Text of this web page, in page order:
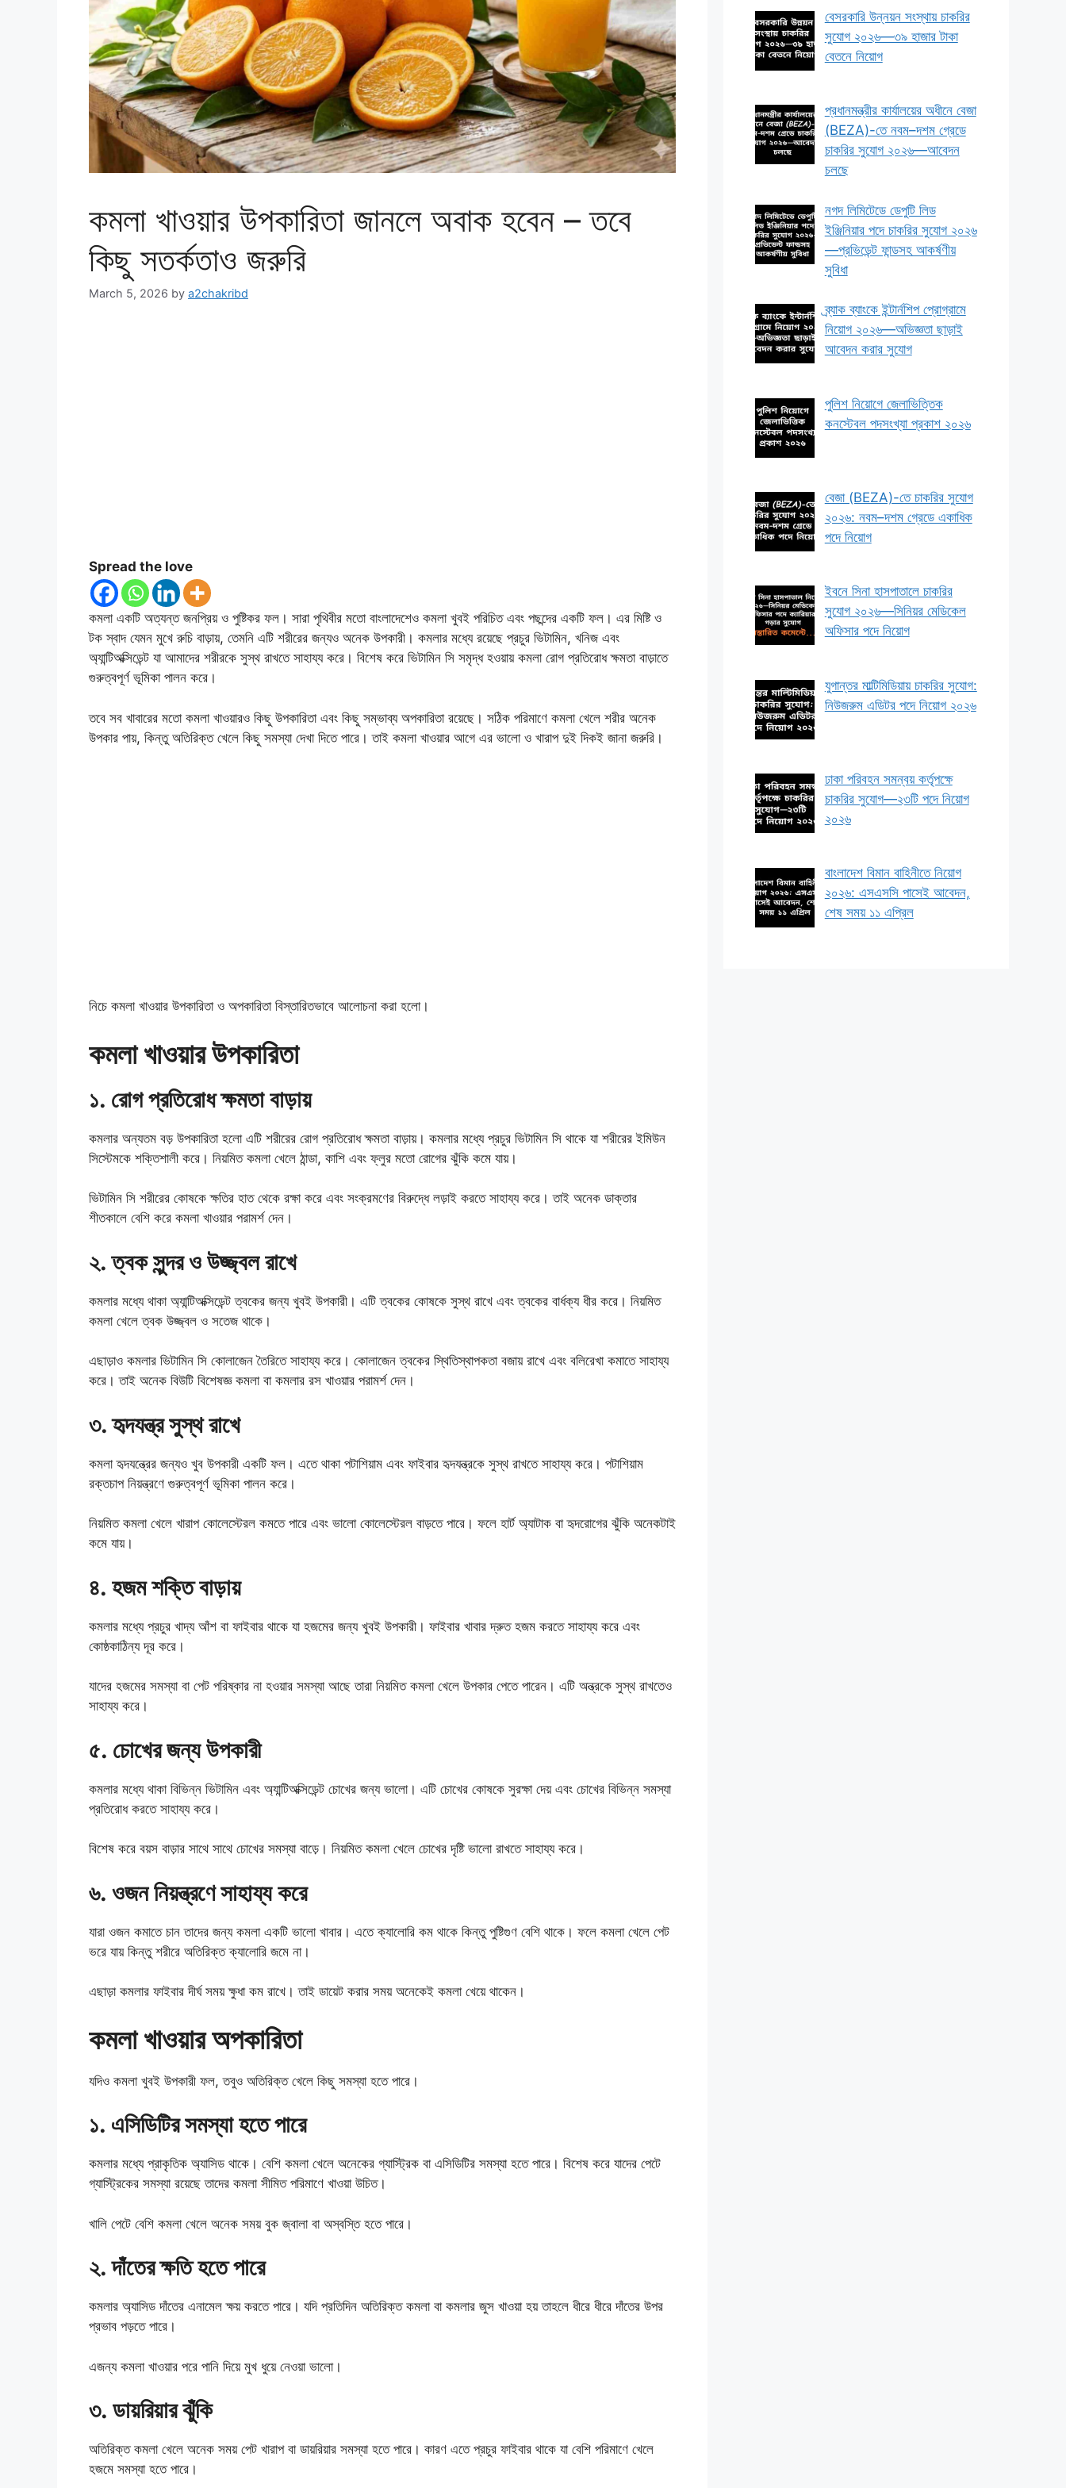
কমলা খাওয়ার উপকারিতা জানলে অবাক হবেন – তবে
কিছু সতর্কতাও জরুরি
March 5, 2026 by a2chakribd
Spread the love
কমলা একটি অত্যন্ত জনপ্রিয় ও পুষ্টিকর ফল। সারা পৃথিবীর মতো বাংলাদেশেও কমলা খুবই পরিচিত এবং পছন্দের একটি ফল। এর মিষ্টি ও
টক স্বাদ যেমন মুখে রুচি বাড়ায়, তেমনি এটি শরীরের জন্যও অনেক উপকারী। কমলার মধ্যে রয়েছে প্রচুর ভিটামিন, খনিজ এবং
অ্যান্টিঅক্সিডেন্ট যা আমাদের শরীরকে সুস্থ রাখতে সাহায্য করে। বিশেষ করে ভিটামিন সি সমৃদ্ধ হওয়ায় কমলা রোগ প্রতিরোধ ক্ষমতা বাড়াতে
গুরুত্বপূর্ণ ভূমিকা পালন করে।
তবে সব খাবারের মতো কমলা খাওয়ারও কিছু উপকারিতা এবং কিছু সম্ভাব্য অপকারিতা রয়েছে। সঠিক পরিমাণে কমলা খেলে শরীর অনেক
উপকার পায়, কিন্তু অতিরিক্ত খেলে কিছু সমস্যা দেখা দিতে পারে। তাই কমলা খাওয়ার আগে এর ভালো ও খারাপ দুই দিকই জানা জরুরি।
নিচে কমলা খাওয়ার উপকারিতা ও অপকারিতা বিস্তারিতভাবে আলোচনা করা হলো।
কমলা খাওয়ার উপকারিতা
১. রোগ প্রতিরোধ ক্ষমতা বাড়ায়
কমলার অন্যতম বড় উপকারিতা হলো এটি শরীরের রোগ প্রতিরোধ ক্ষমতা বাড়ায়। কমলার মধ্যে প্রচুর ভিটামিন সি থাকে যা শরীরের ইমিউন
সিস্টেমকে শক্তিশালী করে। নিয়মিত কমলা খেলে ঠান্ডা, কাশি এবং ফ্লুর মতো রোগের ঝুঁকি কমে যায়।
ভিটামিন সি শরীরের কোষকে ক্ষতির হাত থেকে রক্ষা করে এবং সংক্রমণের বিরুদ্ধে লড়াই করতে সাহায্য করে। তাই অনেক ডাক্তার
শীতকালে বেশি করে কমলা খাওয়ার পরামর্শ দেন।
২. ত্বক সুন্দর ও উজ্জ্বল রাখে
কমলার মধ্যে থাকা অ্যান্টিঅক্সিডেন্ট ত্বকের জন্য খুবই উপকারী। এটি ত্বকের কোষকে সুস্থ রাখে এবং ত্বকের বার্ধক্য ধীর করে। নিয়মিত
কমলা খেলে ত্বক উজ্জ্বল ও সতেজ থাকে।
এছাড়াও কমলার ভিটামিন সি কোলাজেন তৈরিতে সাহায্য করে। কোলাজেন ত্বকের স্থিতিস্থাপকতা বজায় রাখে এবং বলিরেখা কমাতে সাহায্য
করে। তাই অনেক বিউটি বিশেষজ্ঞ কমলা বা কমলার রস খাওয়ার পরামর্শ দেন।
৩. হৃদযন্ত্র সুস্থ রাখে
কমলা হৃদযন্ত্রের জন্যও খুব উপকারী একটি ফল। এতে থাকা পটাশিয়াম এবং ফাইবার হৃদযন্ত্রকে সুস্থ রাখতে সাহায্য করে। পটাশিয়াম
রক্তচাপ নিয়ন্ত্রণে গুরুত্বপূর্ণ ভূমিকা পালন করে।
নিয়মিত কমলা খেলে খারাপ কোলেস্টেরল কমতে পারে এবং ভালো কোলেস্টেরল বাড়তে পারে। ফলে হার্ট অ্যাটাক বা হৃদরোগের ঝুঁকি অনেকটাই
কমে যায়।
৪. হজম শক্তি বাড়ায়
কমলার মধ্যে প্রচুর খাদ্য আঁশ বা ফাইবার থাকে যা হজমের জন্য খুবই উপকারী। ফাইবার খাবার দ্রুত হজম করতে সাহায্য করে এবং
কোষ্ঠকাঠিন্য দূর করে।
যাদের হজমের সমস্যা বা পেট পরিষ্কার না হওয়ার সমস্যা আছে তারা নিয়মিত কমলা খেলে উপকার পেতে পারেন। এটি অন্ত্রকে সুস্থ রাখতেও
সাহায্য করে।
৫. চোখের জন্য উপকারী
কমলার মধ্যে থাকা বিভিন্ন ভিটামিন এবং অ্যান্টিঅক্সিডেন্ট চোখের জন্য ভালো। এটি চোখের কোষকে সুরক্ষা দেয় এবং চোখের বিভিন্ন সমস্যা
প্রতিরোধ করতে সাহায্য করে।
বিশেষ করে বয়স বাড়ার সাথে সাথে চোখের সমস্যা বাড়ে। নিয়মিত কমলা খেলে চোখের দৃষ্টি ভালো রাখতে সাহায্য করে।
৬. ওজন নিয়ন্ত্রণে সাহায্য করে
যারা ওজন কমাতে চান তাদের জন্য কমলা একটি ভালো খাবার। এতে ক্যালোরি কম থাকে কিন্তু পুষ্টিগুণ বেশি থাকে। ফলে কমলা খেলে পেট
ভরে যায় কিন্তু শরীরে অতিরিক্ত ক্যালোরি জমে না।
এছাড়া কমলার ফাইবার দীর্ঘ সময় ক্ষুধা কম রাখে। তাই ডায়েট করার সময় অনেকেই কমলা খেয়ে থাকেন।
কমলা খাওয়ার অপকারিতা
যদিও কমলা খুবই উপকারী ফল, তবুও অতিরিক্ত খেলে কিছু সমস্যা হতে পারে।
১. এসিডিটির সমস্যা হতে পারে
কমলার মধ্যে প্রাকৃতিক অ্যাসিড থাকে। বেশি কমলা খেলে অনেকের গ্যাস্ট্রিক বা এসিডিটির সমস্যা হতে পারে। বিশেষ করে যাদের পেটে
গ্যাস্ট্রিকের সমস্যা রয়েছে তাদের কমলা সীমিত পরিমাণে খাওয়া উচিত।
খালি পেটে বেশি কমলা খেলে অনেক সময় বুক জ্বালা বা অস্বস্তি হতে পারে।
২. দাঁতের ক্ষতি হতে পারে
কমলার অ্যাসিড দাঁতের এনামেল ক্ষয় করতে পারে। যদি প্রতিদিন অতিরিক্ত কমলা বা কমলার জুস খাওয়া হয় তাহলে ধীরে ধীরে দাঁতের উপর
প্রভাব পড়তে পারে।
এজন্য কমলা খাওয়ার পরে পানি দিয়ে মুখ ধুয়ে নেওয়া ভালো।
৩. ডায়রিয়ার ঝুঁকি
অতিরিক্ত কমলা খেলে অনেক সময় পেট খারাপ বা ডায়রিয়ার সমস্যা হতে পারে। কারণ এতে প্রচুর ফাইবার থাকে যা বেশি পরিমাণে খেলে
হজমে সমস্যা হতে পারে।
বেসরকারি উন্নয়ন সংস্থায় চাকরির
সুযোগ ২০২৬—৩৯ হাজার টাকা
বেতনে নিয়োগ
প্রধানমন্ত্রীর কার্যালয়ের অধীনে বেজা
(BEZA)-তে নবম–দশম গ্রেডে
চাকরির সুযোগ ২০২৬—আবেদন
চলছে
নগদ লিমিটেডে ডেপুটি লিড
ইঞ্জিনিয়ার পদে চাকরির সুযোগ ২০২৬
—প্রভিডেন্ট ফান্ডসহ আকর্ষণীয়
সুবিধা
ব্র্যাক ব্যাংকে ইন্টার্নশিপ প্রোগ্রামে
নিয়োগ ২০২৬—অভিজ্ঞতা ছাড়াই
আবেদন করার সুযোগ
পুলিশ নিয়োগে জেলাভিত্তিক
কনস্টেবল পদসংখ্যা প্রকাশ ২০২৬
বেজা (BEZA)-তে চাকরির সুযোগ
২০২৬: নবম–দশম গ্রেডে একাধিক
পদে নিয়োগ
ইবনে সিনা হাসপাতালে চাকরির
সুযোগ ২০২৬—সিনিয়র মেডিকেল
অফিসার পদে নিয়োগ
যুগান্তর মাল্টিমিডিয়ায় চাকরির সুযোগ:
নিউজরুম এডিটর পদে নিয়োগ ২০২৬
ঢাকা পরিবহন সমন্বয় কর্তৃপক্ষে
চাকরির সুযোগ—২৩টি পদে নিয়োগ
২০২৬
বাংলাদেশ বিমান বাহিনীতে নিয়োগ
২০২৬: এসএসসি পাসেই আবেদন,
শেষ সময় ১১ এপ্রিল